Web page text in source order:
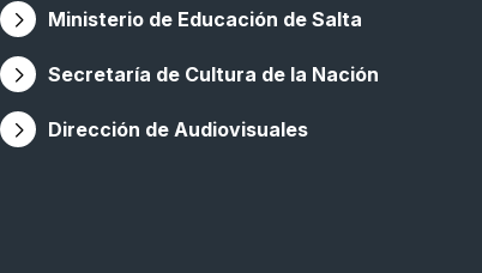
Ministerio de Educación de Salta
Secretaría de Cultura de la Nación
Dirección de Audiovisuales